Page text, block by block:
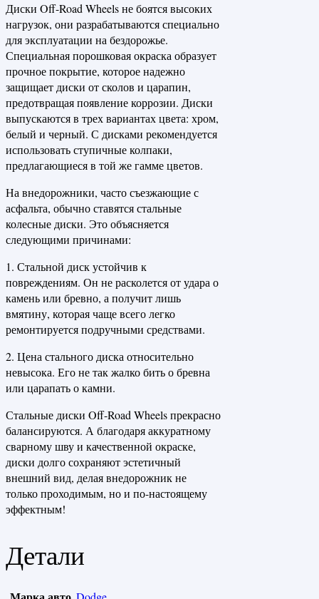
Диски Off-Road Wheels не боятся высоких
нагрузок, они разрабатываются специально
для эксплуатации на бездорожье.
Специальная порошковая окраска образует
прочное покрытие, которое надежно
защищает диски от сколов и царапин,
предотвращая появление коррозии. Диски
выпускаются в трех вариантах цвета: хром,
белый и черный. С дисками рекомендуется
использовать ступичные колпаки,
предлагающиеся в той же гамме цветов.
На внедорожники, часто съезжающие с
асфальта, обычно ставятся стальные
колесные диски. Это объясняется
следующими причинами:
1. Стальной диск устойчив к
повреждениям. Он не расколется от удара о
камень или бревно, а получит лишь
вмятину, которая чаще всего легко
ремонтируется подручными средствами.
2. Цена стального диска относительно
невысока. Его не так жалко бить о бревна
или царапать о камни.
Стальные диски Off-Road Wheels прекрасно
балансируются. А благодаря аккуратному
сварному шву и качественной окраске,
диски долго сохраняют эстетичный
внешний вид, делая внедорожник не
только проходимым, но и по-настоящему
эффектным!
Детали